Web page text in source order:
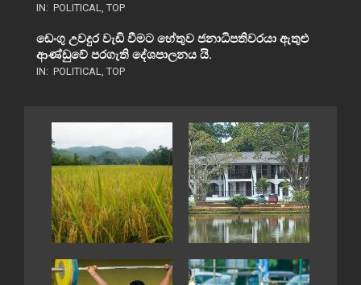
IN: POLITICAL, TOP
ඩෙංගු උවදුර වැඩි වීමට හේතුව ජනාධිපතිවරයා ඇතුළු
ආණ්ඩුවේ පරගැති දේශපාලනය යි.
IN: POLITICAL, TOP